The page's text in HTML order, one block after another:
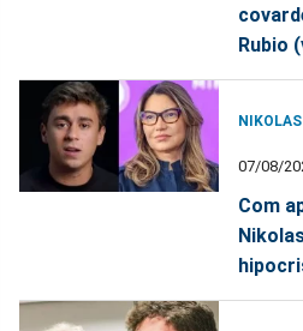
Rubio
07/08/
Com